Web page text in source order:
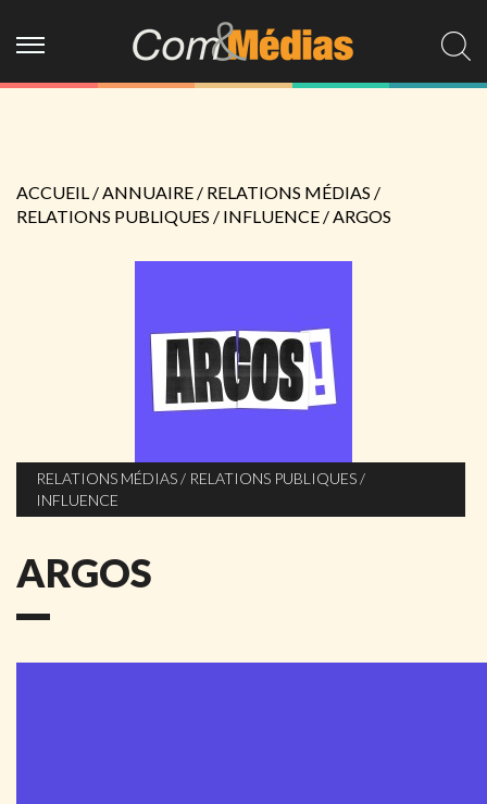
ACCUEIL /ANNUAIRE / RELATIONS MÉDIAS /
RELATIONS PUBLIQUES / INFLUENCE /ARGOS
RELATIONS MÉDIAS / RELATIONS PUBLIQUES /
INFLUENCE
ARGOS